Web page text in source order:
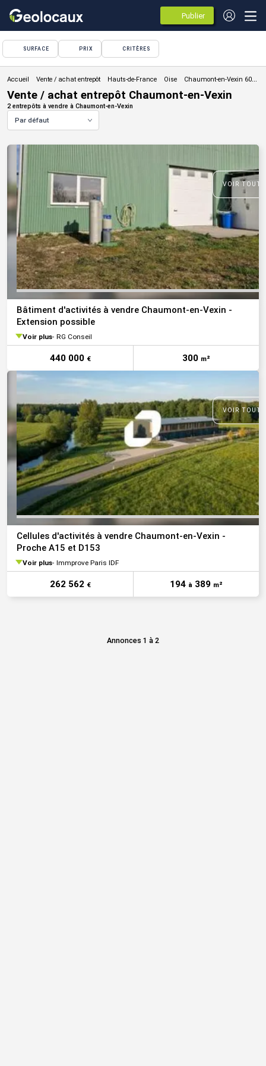
Publier
des
annonces
SURFACE PRIX CRITÈRES
Vente / achat entrepôt
Vente / achat entrepôt Chaumont-en-Vexin
2 entrepôts à vendre à Chaumont-en-Vexin
Par défaut
VOIR
Bâtiment d'activités à vendre Chaumont-en-Vexin -
Extension possible
Voir plus RG Conseil
440 000 € 300 m²
VOIR
Cellules d'activités à vendre Chaumont-en-Vexin -
Proche A15 et D153
Voir plus Immprove Paris IDF
262 562 € 194 à 389 m²
Annonces 1 à 2